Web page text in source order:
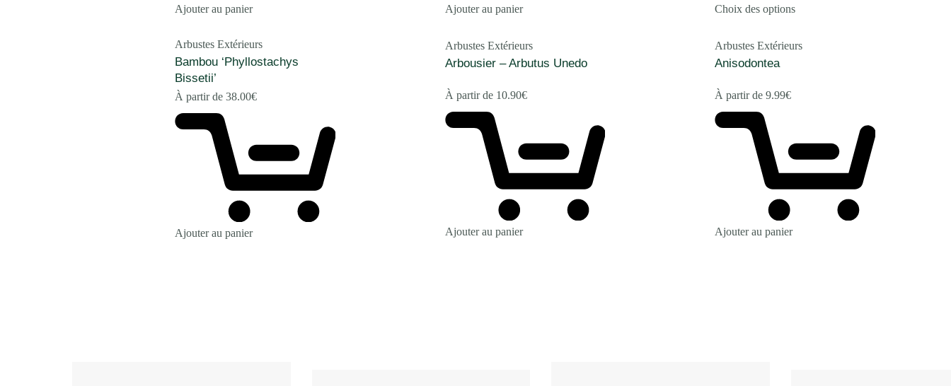
Ajouter au panier Ajouter au panier Choix des options
Arbustes Extérieurs
Bambou ‘Phyllostachys
Bissetii’
À partir de 38.00€
Ajouter au panier
Arbustes Extérieurs
Arbousier – Arbutus Unedo
À partir de 10.90€
Ajouter au panier
Arbustes Extérieurs
Anisodontea
À partir de9.99€
Ajouter au panier